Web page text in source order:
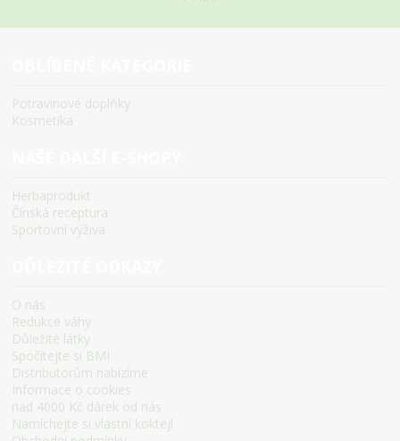
Potravinové doplňky
Kosmetika
Herbaprodukt
Čínská receptura
Sportovní výživa
O nás
Redukce váhy
Důležité látky
Spočítejte si BMI
Distributorům nabízíme
Informace o cookies
nad 4000 Kč dárek od nás
Namíchejte si vlastní koktejl